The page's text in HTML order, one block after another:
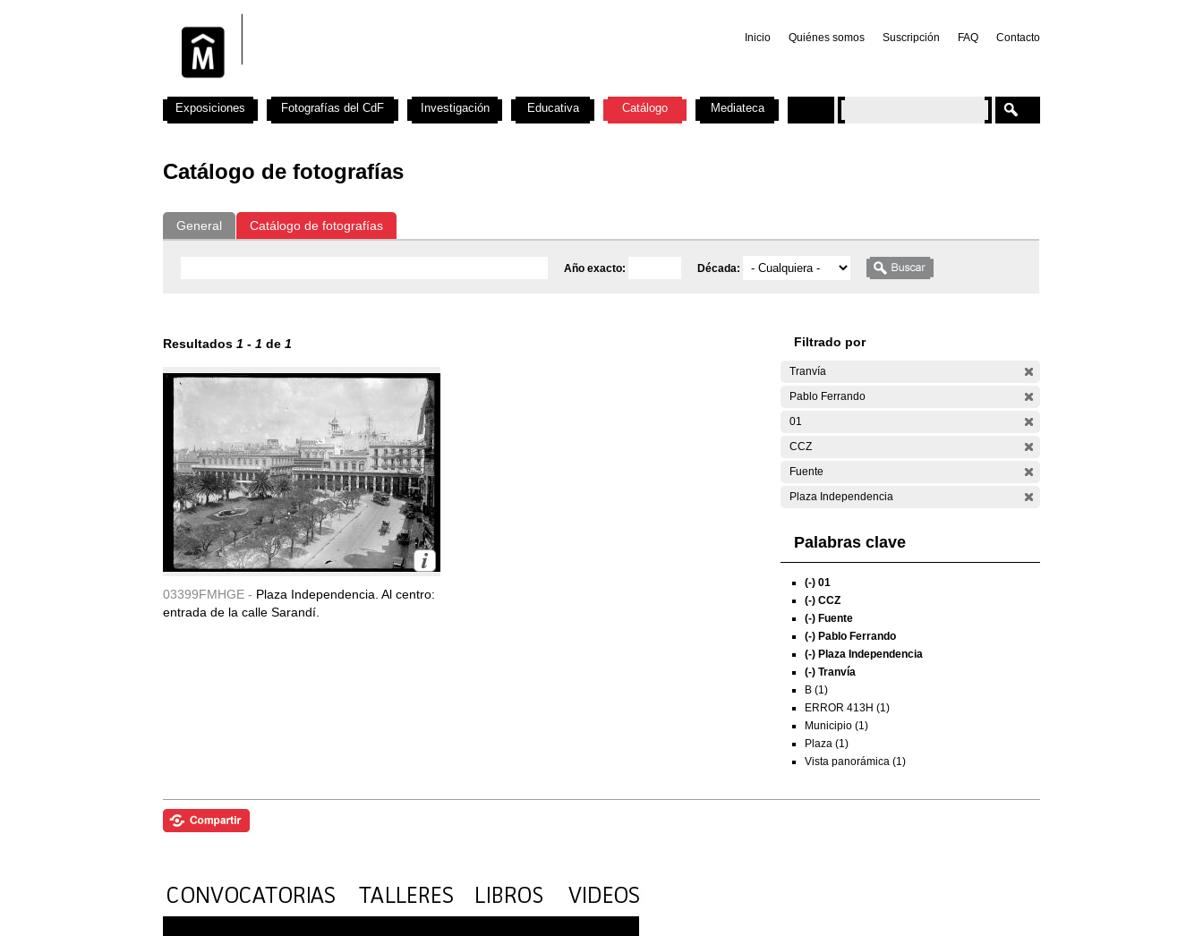
Inicio Quiénes somos Suscripción FAQ Contacto
Catálogo de fotografías
General Catálogo de fotografías
Año exacto: Década:
Resultados 1 - 1 de 1
03399FMHGE - Plaza Independencia. Al centro:
entrada de la calle Sarandí.
Filtrado por
Tranvía
Pablo Ferrando
01
CCZ
Fuente
Plaza Independencia
Palabras clave
(-) 01
(-) CCZ
(-) Fuente
(-) Pablo Ferrando
(-) Plaza Independencia
(-) Tranvía
B (1)
ERROR 413H (1)
Municipio (1)
Plaza (1)
Vista panorámica (1)
Exposiciones Fotografías del CdF Investigación Educativa Catálogo Mediateca